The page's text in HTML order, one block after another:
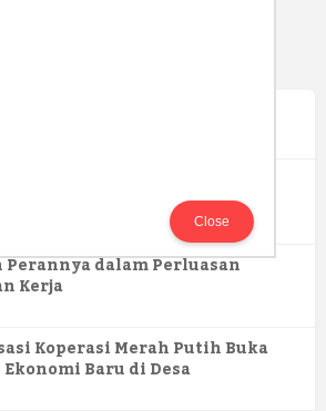
Masyarakat Prodi Spesialis
Medikal Bedah UNIMUS di
Pesantren Putra UNIMUS
Perannya dalam Perluasan
Kerja
Koperasi Merah Putih Buka
Baru di Desa
Close